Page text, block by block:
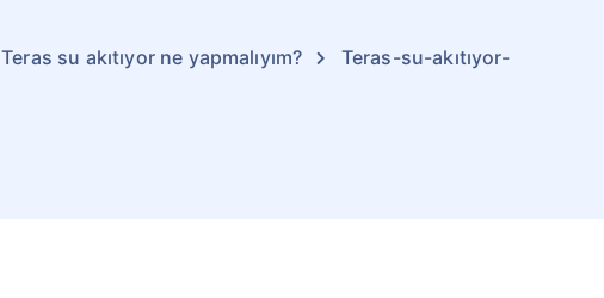
Teras su akıtıyor ne yapmalıyım?
Teras-su-akıtıyor-